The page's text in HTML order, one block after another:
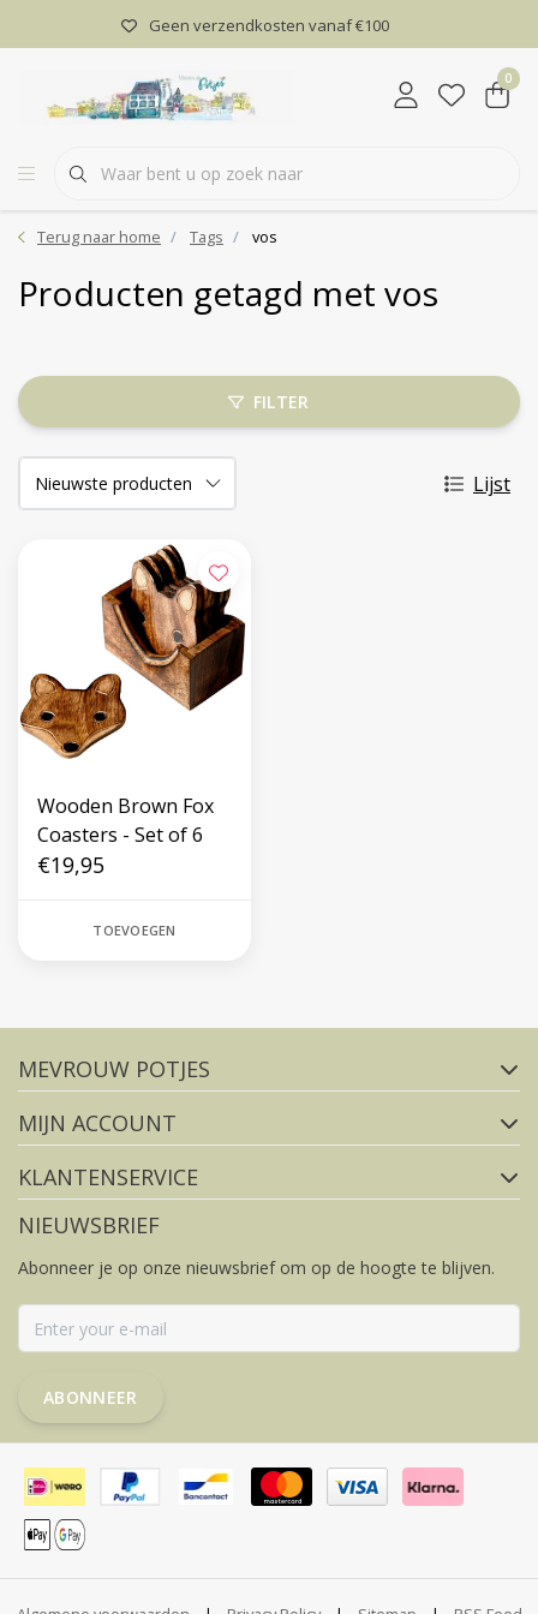
Geen verzendkosten vanaf €100
0
Terug naar home Tags vos
Producten getagd met vos
FILTER
Lijst
Wooden Brown Fox
Coasters - Set of 6
€19,95
TOEVOEGEN
FACEBOOK
MEVROUW POTJES
MIJN ACCOUNT
KLANTENSERVICE
NIEUWSBRIEF
Abonneer je op onze nieuwsbrief om op de hoogte te blijven.
ABONNEER